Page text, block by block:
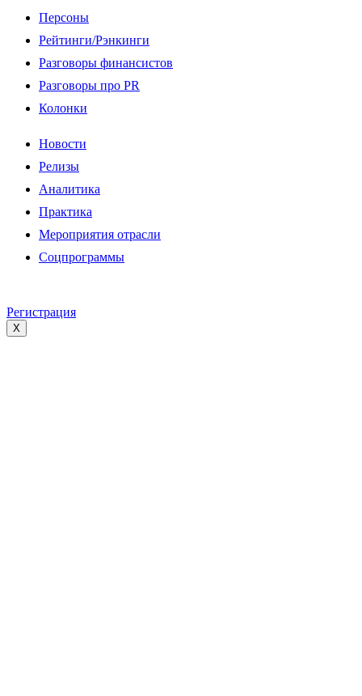
Персоны
Рейтинги/Рэнкинги
Разговоры финансистов
Разговоры про PR
Колонки
Новости
Релизы
Аналитика
Практика
Мероприятия отрасли
Соцпрограммы
Регистрация
X